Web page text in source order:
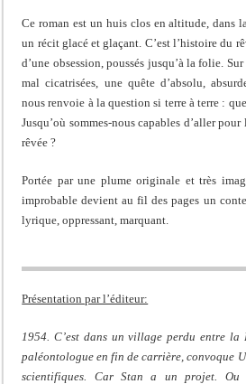
Ce roman est un huis clos en altitude, dans
un récit glacé et glaçant. C’est l’histoire du
d’une obsession, poussés jusqu’à la folie.
mal cicatrisées, une quête d’absolu,
nous renvoie à la question si terre à terre :
Jusqu’où sommes-nous capables d’aller
rêvée ?
Portée par une plume originale et très
improbable devient au fil des pages un
lyrique, oppressant, marquant.
Présentation par l’éditeur:
1954. C’est dans un village perdu entre la
paléontologue en fin de carrière, convoque
scientifiques. Car Stan a un projet.